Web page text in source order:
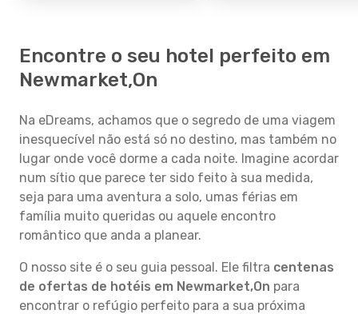
Encontre o seu hotel perfeito em
Newmarket,On
Na eDreams, achamos que o segredo de uma viagem
inesquecível não está só no destino, mas também no
lugar onde você dorme a cada noite. Imagine acordar
num sítio que parece ter sido feito à sua medida,
seja para uma aventura a solo, umas férias em
família muito queridas ou aquele encontro
romântico que anda a planear.
O nosso site é o seu guia pessoal. Ele filtra centenas
de ofertas de hotéis em Newmarket,On para
encontrar o refúgio perfeito para a sua próxima